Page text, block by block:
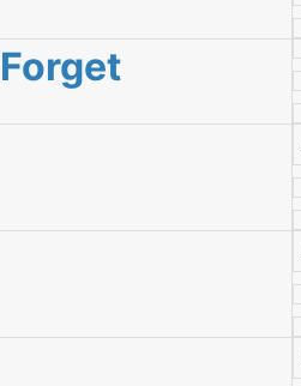
Forget